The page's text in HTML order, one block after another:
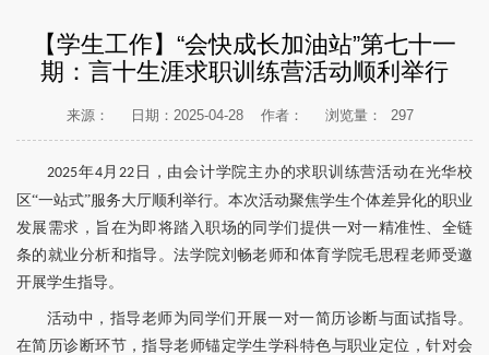
【学生工作】“会快成长加油站”第七十一
期：言十生涯求职训练营活动顺利举行
来源： 日期：2025-04-28 作者： 浏览量： 297
2025年4月 22 日，由会计学院主办的求职训练营活动在光华校
区“一站式”服务大厅顺利举行。本次活动聚焦学生个体差异化的职业
发展需求，旨在为即将踏入职场的同学们提供一对一精准性、 全链
条的就业分析和指导。法学院刘畅老师和体育学院毛思程老师受邀
开展学生指导。
活动中，指导老师为同学们开展一对一简历诊断与面试指导。
在简历诊断环节，指导老师锚定学生学科特色与职业定位，针对会